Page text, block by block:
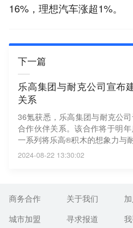
16%，理想汽车涨超1%。
下一篇
乐高集团与耐克公司宣布
关系
36氪获悉，乐高集团与耐克公
合作伙伴关系。该合作将于明
一系列将乐高®积木的想象力与
结合的联名产品、内容以及体验。
2024-08-22 13:30:02
商务合作 关于我们
城市加盟
寻求报道 我